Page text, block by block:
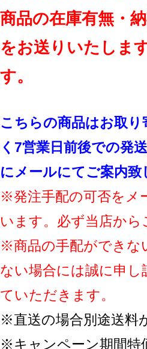
商品の在庫有無・
をお送りいたしま
す。
こちらの商品はお取
く7営業日前後での発
にメールにてご案内致
※発注手配の可否をメ
います。必ず当店か
※商品の手配ができな
ない場合には誠に申
ていただきます。
※直送の場合別途送料
※キャンペーン期間特